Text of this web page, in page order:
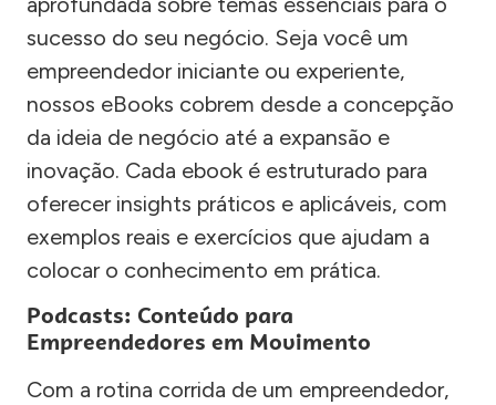
sucesso do seu negócio. Seja você um
empreendedor iniciante ou experiente,
nossos eBooks cobrem desde a concepção
da ideia de negócio até a expansão e
inovação. Cada ebook é estruturado para
oferecer insights práticos e aplicáveis, com
exemplos reais e exercícios que ajudam a
colocar o conhecimento em prática.
Podcasts: Conteúdo para
Empreendedores em Movimento
Com a rotina corrida de um empreendedor,